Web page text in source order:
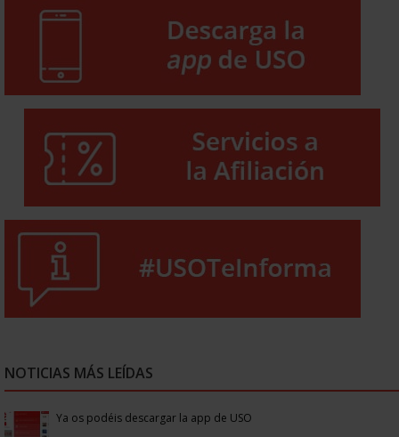
NOTICIAS MÁS LEÍDAS
Ya os podéis descargar la app de USO